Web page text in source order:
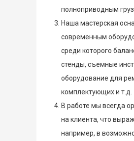
полноприводным
Наша мастерская
современным
среди которого
стенды, съемные
оборудование для
комплектующих и т.д.
В работе мы всегда
на клиента, что
например, в